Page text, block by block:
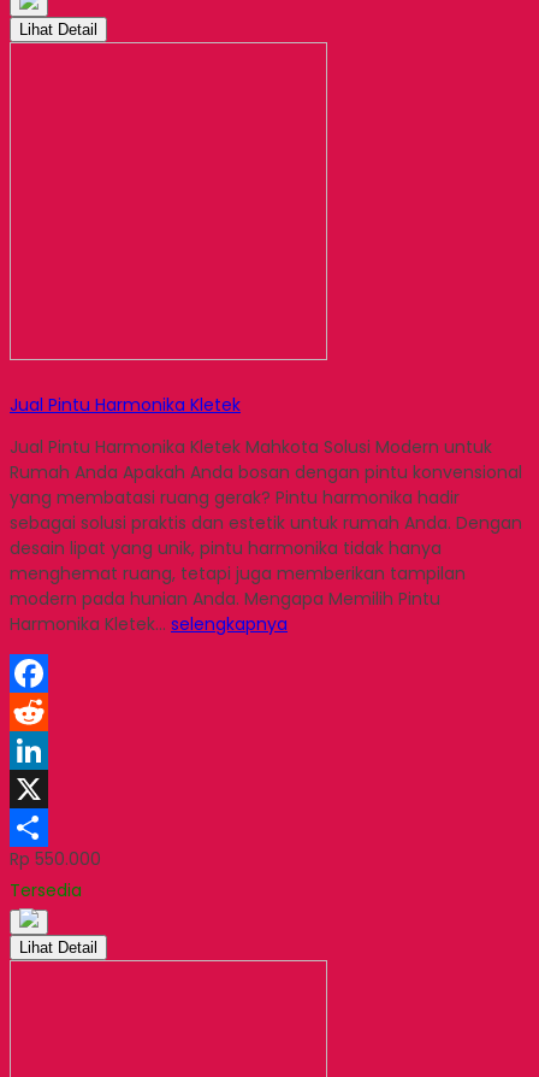
Lihat Detail
Jual Pintu Harmonika Kletek
Jual Pintu Harmonika Kletek Mahkota Solusi Modern untuk
Rumah Anda Apakah Anda bosan dengan pintu konvensional
yang membatasi ruang gerak? Pintu harmonika hadir
sebagai solusi praktis dan estetik untuk rumah Anda. Dengan
desain lipat yang unik, pintu harmonika tidak hanya
menghemat ruang, tetapi juga memberikan tampilan
modern pada hunian Anda. Mengapa Memilih Pintu
Harmonika Kletek… selengkapnya
Facebook
Reddit
LinkedIn
X
Share
Rp 550.000
Tersedia
Lihat Detail